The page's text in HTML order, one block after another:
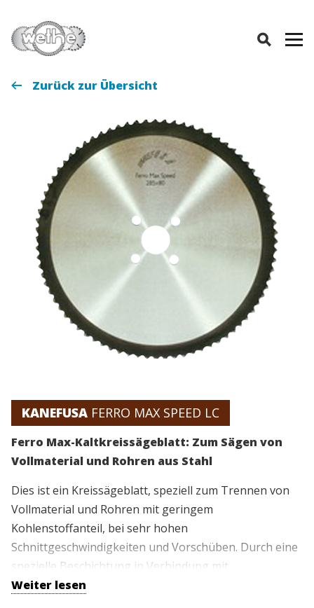
Zurück zur Übersicht
KANEFUSA FERRO MAX SPEED LC
Ferro Max-Kaltkreissägeblatt: Zum Sägen von
Vollmaterial und Rohren aus Stahl
Dies ist ein Kreissägeblatt, speziell zum Trennen von
Vollmaterial und Rohren mit geringem
Kohlenstoffanteil, bei sehr hohen
Schnittgeschwindigkeiten und Vorschüben. Durch eine
spezielle Beschichtung in Verbindung mit
Hartmetallzähnen wird eine maximale Standzeit bei
Weiter lesen